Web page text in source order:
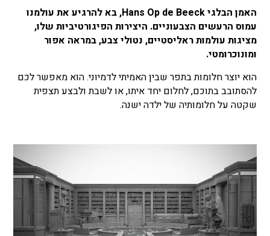
האמן הבלגי Hans Op de Beeck, בא להרגיע את עולמנו
עמוס הרעשים הצבעוניים. היצירות הפיגורטיביות שלו,
מציגות עולמות ראליסטיים, נטולי צבע, במראה אפור
ומונוכרומטי.
הוא יוצר חלומות בתפר שבין האמיתי לדמיוני. הוא מאפשר לכם
להסתובב בתוכם, לחלום יחד איתו, או לשבת ולבצע תצפית
שקטה על חלומותיה של ילדה ישנה.